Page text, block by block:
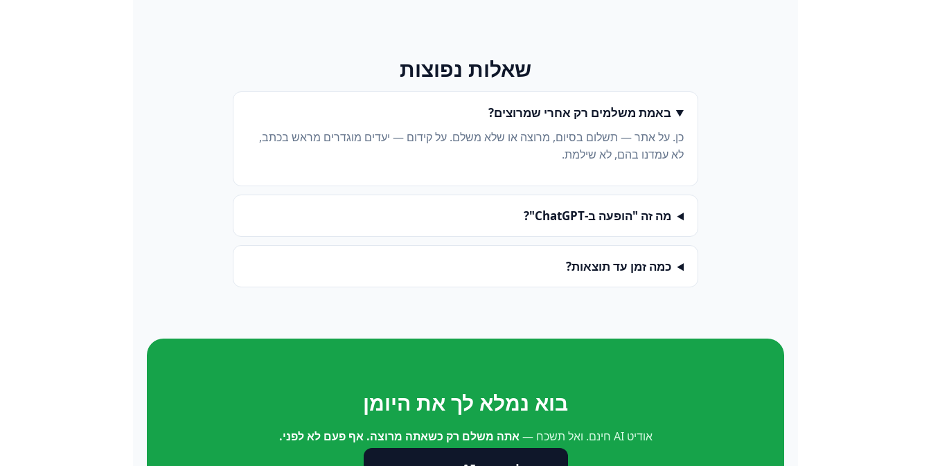
שאלות נפוצות
באמת משלמים רק אחרי שמרוצים?
כן. על אתר — תשלום בסיום, מרוצה או שלא משלם. על קידום — יעדים מוגדרים מראש בכתב,
לא עמדנו בהם, לא שילמת.
מה זה "הופעה ב-ChatGPT"?
כמה זמן עד תוצאות?
בוא נמלא לך את היומן
אודיט AI חינם. ואל תשכח — אתה משלם רק כשאתה מרוצה. אף פעם לא לפני.